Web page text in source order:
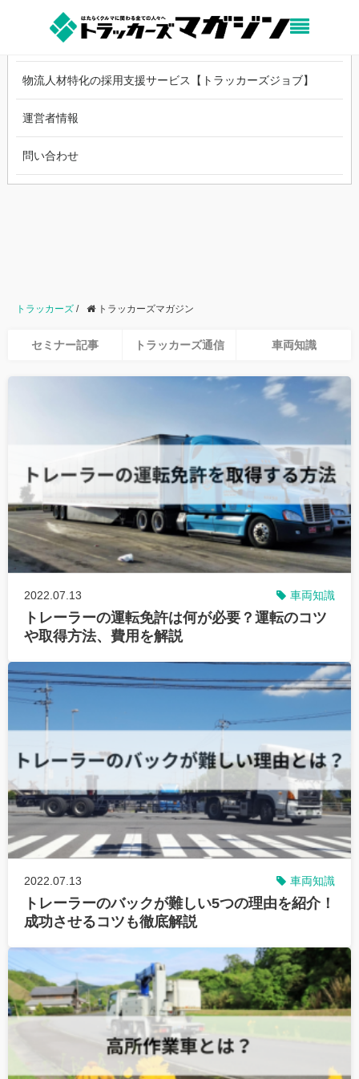
中古トラックのオンライン売買【トラッカーズオークション】
物流人材特化の採用支援サービス【トラッカーズジョブ】
運営者情報
問い合わせ
トラッカーズ / トラッカーズマガジン
セミナー記事 トラッカーズ通信 車両知識
2022.07.13 車両知識
トレーラーの運転免許は何が必要？運転のコツ
や取得方法、費用を解説
2022.07.13 車両知識
トレーラーのバックが難しい5つの理由を紹介！
成功させるコツも徹底解説